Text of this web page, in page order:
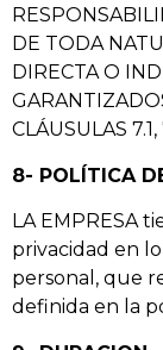
DE TODA
DIRECTA O
CLÁUSULAS 7.1,
8- POLÍTICA
LA EMPRESA
privacidad en
personal, que
definida en la